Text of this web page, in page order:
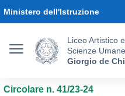
Ministero dell'Istruzione
Liceo Artistico
Scienze Umane
Giorgio de
Circolare n. 41/23-24